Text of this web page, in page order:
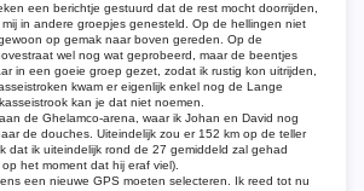
een berichtje gestuurd dat de rest mocht doorrijden,
in andere groepjes genesteld. Op de hellingen niet
op gemak naar boven gereden. Op de
wel nog wat geprobeerd, maar de beentjes
in een goeie groep gezet, zodat ik rustig kon uitrijden,
kwam er eigenlijk enkel nog de Lange
kan je dat niet noemen.
de Ghelamco-arena, waar ik Johan en David nog
de douches. Uiteindelijk zou er 152 km op de teller
dat ik uiteindelijk rond de 27 gemiddeld zal gehad
het moment dat hij eraf viel).
een nieuwe GPS moeten selecteren. Ik reed tot nu